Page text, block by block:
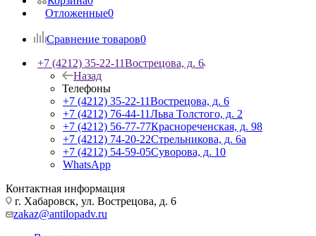
Отложенные0
Сравнение товаров0
+7 (4212) 35-22-11Вострецова, д. 6
Назад
Телефоны
+7 (4212) 35-22-11Вострецова, д. 6
+7 (4212) 76-44-11Льва Толстого, д. 2
+7 (4212) 56-77-77Краснореченская, д. 98
+7 (4212) 74-20-22Стрельникова, д. 6а
+7 (4212) 54-59-05Суворова, д. 10
WhatsApp
Контактная информация
г. Хабаровск, ул. Вострецова, д. 6
zakaz@antilopadv.ru